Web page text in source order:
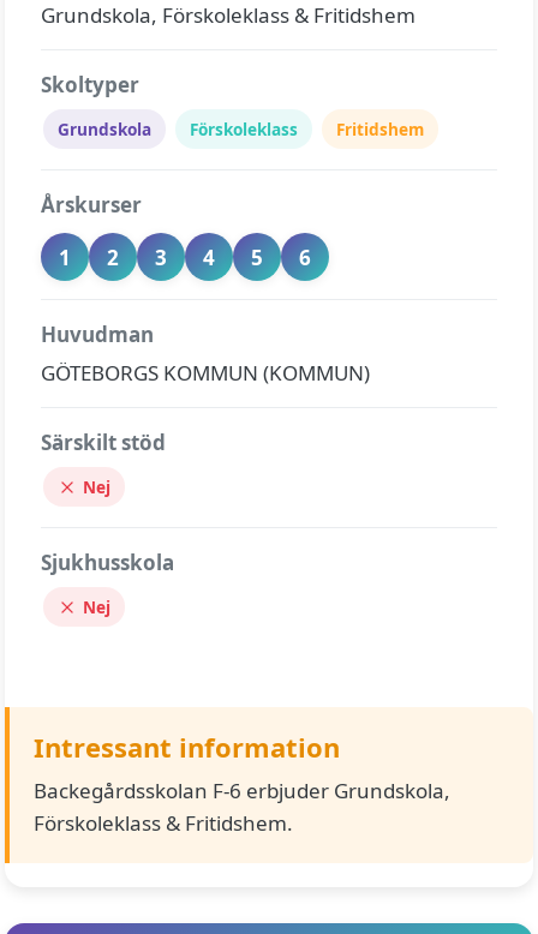
Grundskola, Förskoleklass & Fritidshem
Skoltyper
Grundskola Förskoleklass Fritidshem
Årskurser
1
2 3 4 5 6
Huvudman
GÖTEBORGS KOMMUN (KOMMUN)
Särskilt stöd
Nej
Sjukhusskola
Nej
Intressant information
Backegårdsskolan F-6 erbjuder Grundskola,
Förskoleklass & Fritidshem.